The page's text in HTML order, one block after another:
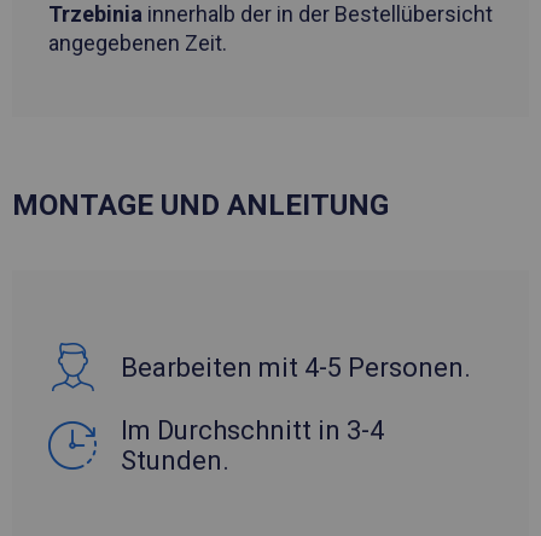
Trzebinia innerhalb der in der Bestellübersicht
angegebenen Zeit.
MONTAGE UND ANLEITUNG
Bearbeiten mit 4-5 Personen.
Im Durchschnitt in 3-4
Stunden.